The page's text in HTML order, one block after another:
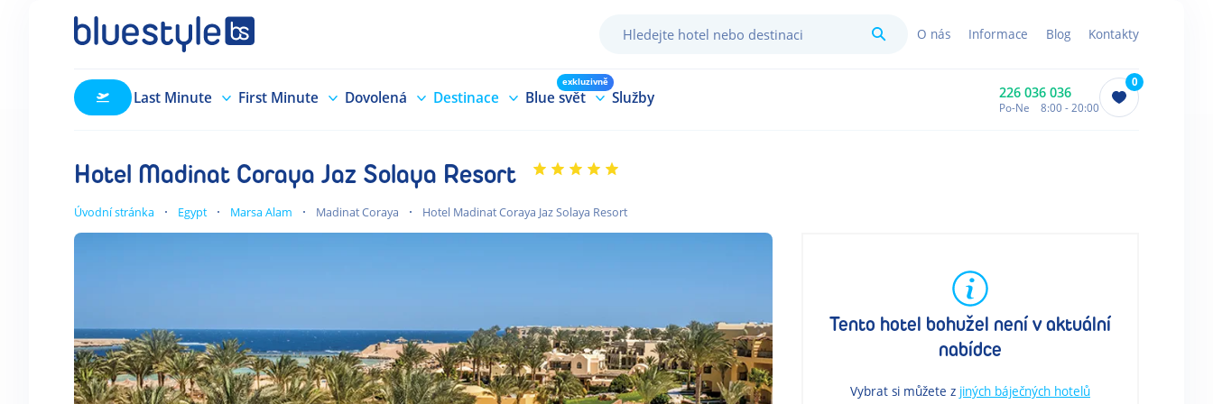
HledatO nás Informace Blog Kontakty
Last Minute First Minute Dovolená Destinace Blue svět
exkluzivně
Služby 226 036 036
Po-Ne 8:00 - 20:00
0
Hotel Madinat Coraya Jaz Solaya Resort
Úvodní stránka Egypt Marsa Alam Madinat Coraya Hotel Madinat Coraya Jaz Solaya Resort
Tento hotel bohužel není v aktuální
nabídce
Vybrat si můžete z jiných báječných hotelů